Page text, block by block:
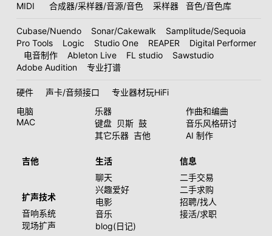
MIDI 合成器/采样器/音源/音色 采样器 音色/音色库
Cubase/Nuendo Sonar/Cakewalk
Samplitude/Sequoia
Pro Tools
Logic Studio One REAPER
Digital Performer
电音制作
Ableton Live FL studio
Sawstudio
Adobe Audition
专业打谱
硬件 声卡/音频接口
专业器材玩HiFi
电脑
MAC
乐器
键盘 贝斯 鼓
其它乐器 吉他
作曲和编曲
音乐风格研讨
AI 制作
吉他
扩声技术
音响系统
现场扩声
生活
聊天
兴趣爱好
电影
音乐
blog(日记)
信息
二手交易
二手求购
招聘/找人
接活/求职